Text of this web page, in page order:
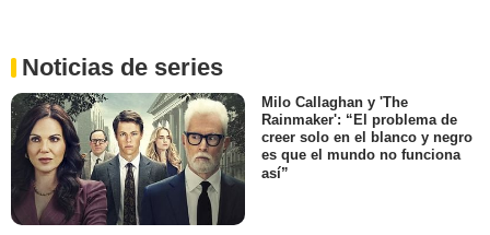
Noticias de series
Milo Callaghan y 'The
Rainmaker': “El problema de
creer solo en el blanco y negro
es que el mundo no funciona
así”